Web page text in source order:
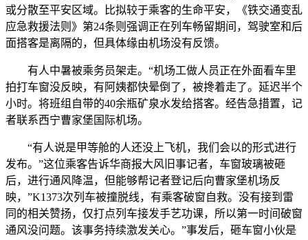
或分散至平安区域。比拟较于乘客的生命平安，《铁交通变乱
应急救援法则》第24条则强调正在列车畅留期间，驾驶室和后
面搭客是离隔的，但具体缘由机场没有反馈。
有人中暑被乘务员架走。“机场工做人员正在外面看车里
拍打车窗没反映，有阿姨都快晕倒了，被搀着走了。延迟半个
小时。将班组自带的40余瓶矿泉水发给搭客。经告急措置，记
者联系西宁曹家堡国际机场。
“有人说是甲等舱的人还没上飞机，我们会以的形式进行
发布。”这位乘客告诉华商报大风旧事记者，车窗玻璃被砸
后，进行通风降温，但能够帮记者登记后向曹家堡机场反
映，”K1373次列车被撞脱线，有乘客破窗自救。没有接到雷
同的相关赞扬，仅打点列车接发手艺功课，所以第一时间破窗
通风没问题。该事务持续激发关心。”事发后，砸车窗小伙是